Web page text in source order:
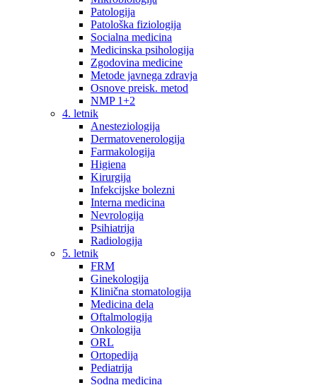
Patologija
Patološka fiziologija
Socialna medicina
Medicinska psihologija
Zgodovina medicine
Metode javnega zdravja
Osnove preisk. metod
NMP 1+2
4. letnik
Anesteziologija
Dermatovenerologija
Farmakologija
Higiena
Kirurgija
Infekcijske bolezni
Interna medicina
Nevrologija
Psihiatrija
Radiologija
5. letnik
FRM
Ginekologija
Klinična stomatologija
Medicina dela
Oftalmologija
Onkologija
ORL
Ortopedija
Pediatrija
Sodna medicina